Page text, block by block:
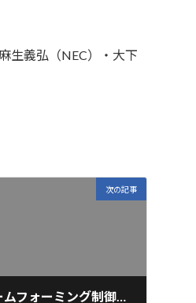
生義弘（NEC）・大下
次の記事
"屋内ミリ波動的ビームフォーミング制御に向けたリアルタイム再構築可能な確率的電波マップの利用によるロボット制御の評価", 超知性ネットワーキングに関する分野横断型研究会（RISING）,札幌